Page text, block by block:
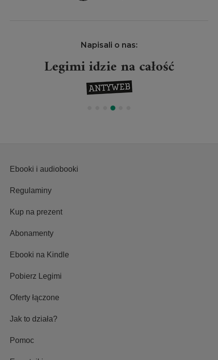
Napisali o nas:
Legimi idzie na całość
Ebooki i audiobooki
Regulaminy
Kup na prezent
Abonamenty
Ebooki na Kindle
Pobierz Legimi
Oferty łączone
Jak to działa?
Pomoc